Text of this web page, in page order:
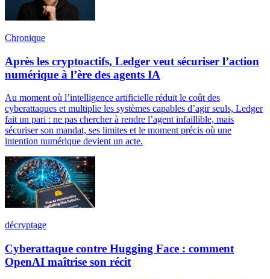
Chronique
Après les cryptoactifs, Ledger veut sécuriser l’action
numérique à l’ère des agents IA
Au moment où l’intelligence artificielle réduit le coût des
cyberattaques et multiplie les systèmes capables d’agir seuls, Ledger
fait un pari : ne pas chercher à rendre l’agent infaillible, mais
sécuriser son mandat, ses limites et le moment précis où une
intention numérique devient un acte.
décryptage
Cyberattaque contre Hugging Face : comment
OpenAI maîtrise son récit